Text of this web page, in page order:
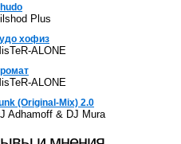
Plus
хофиз
ALONE
ALONE
(Original-Mix) 2.0
Adhamoff & DJ Mura